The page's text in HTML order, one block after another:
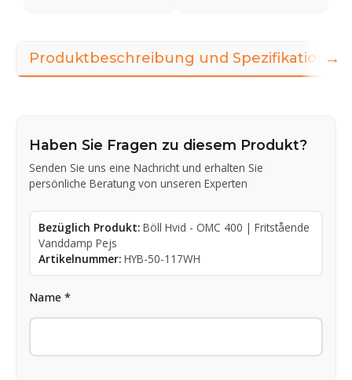
Produktbeschreibung und Spezifikationen
Haben Sie Fragen zu diesem Produkt?
Senden Sie uns eine Nachricht und erhalten Sie
persönliche Beratung von unseren Experten
Bezüglich Produkt: Böll Hvid - OMC 400 | Fritstående
Vanddamp Pejs
Artikelnummer: HYB-50-117WH
Name *
→